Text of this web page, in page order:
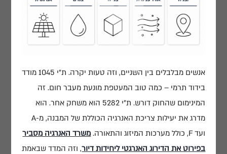
אנשים מבלבלים בין השניים, וזה טעות יקרה. ת"י 1045 מודד
בידוד תרמי – כמה טוב המעטפת מונעת מעבר חום. זה
המינימום שהחוק דורש. ת"י 5282 הוא משחק אחר. הוא
מדרג את יעילות צריכת האנרגיה הכוללת של המבנה, מ-A
ועד F, כולל מערכות המיזוג והתאורה.
משרד האנרגיה מסביר
בפירוט את הדירוג האנרגטי ליחידות דיור, וזה המדד שבאמת